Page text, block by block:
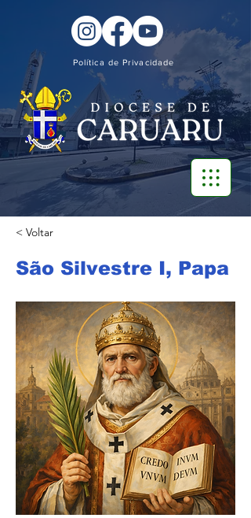
Política de Privacidade
< Voltar
São Silvestre I, Papa